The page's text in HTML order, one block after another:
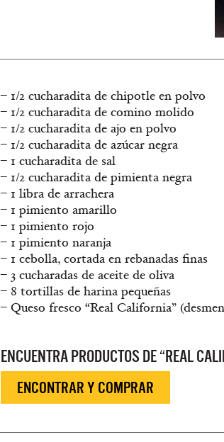
– 1/2 cucharadita de chipotle en polvo
– 1/2 cucharadita de comino molido
– 1/2 cucharadita de ajo en polvo
– 1/2 cucharadita de azúcar negra
– 1 cucharadita de sal
– 1/2 cucharadita de pimienta negra
– 1 libra de arrachera
– 1 pimiento amarillo
– 1 pimiento rojo
– 1 pimiento naranja
– 1 cebolla, cortada en rebanadas finas
– 3 cucharadas de aceite de oliva
– 8 tortillas de harina pequeñas
– Queso fresco “Real California”
ENCUENTRA PRODUCTOS DE “REAL
ENCONTRAR Y COMPRAR